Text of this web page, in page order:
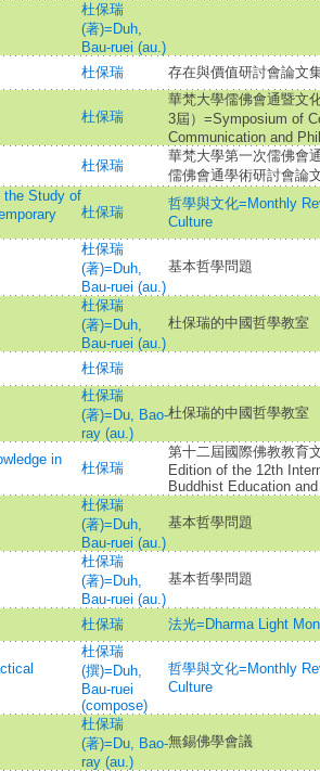
杜保瑞
(著)=Duh,
Bau-ruei (au.)
杜保瑞 存在與價值研討會論文
杜保瑞
華梵大學儒佛會通暨文
3屆）=Symposium of
Communication and
杜保瑞
華梵大學第一次儒佛會
儒佛會通學術研討會論
the Study of
杜保瑞
哲學與文化=Monthly
Culture
杜保瑞
(著)=Duh,
Bau-ruei (au.)
基本哲學問題
杜保瑞
(著)=Duh,
Bau-ruei (au.)
杜保瑞的中國哲學教室
杜保瑞
杜保瑞
(著)=Du, Bao-
ray (au.)
杜保瑞的中國哲學教室
in
杜保瑞
第十二屆國際佛教教育
Edition of the 12th
Buddhist Education
杜保瑞
(著)=Duh,
Bau-ruei (au.)
基本哲學問題
杜保瑞
(著)=Duh,
Bau-ruei (au.)
基本哲學問題
杜保瑞 法光=Dharma Light
杜保瑞
(撰)=Duh,
Bau-ruei
(compose)
哲學與文化=Monthly
Culture
杜保瑞
(著)=Du, Bao-
ray (au.)
無錫佛學會議